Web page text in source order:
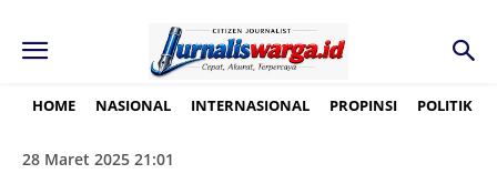
HOME NASIONAL INTERNASIONAL PROPINSI POLITIK
28 Maret 2025 21:01